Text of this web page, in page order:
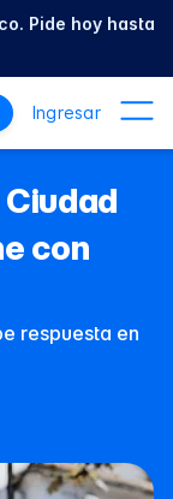
Pide hoy hasta
Ingresar
con
respuesta en